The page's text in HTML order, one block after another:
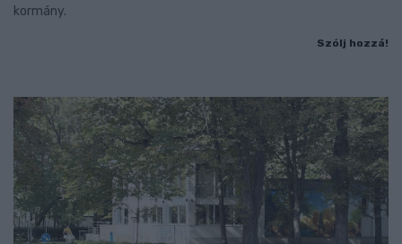
kormány.
Szólj hozzá!